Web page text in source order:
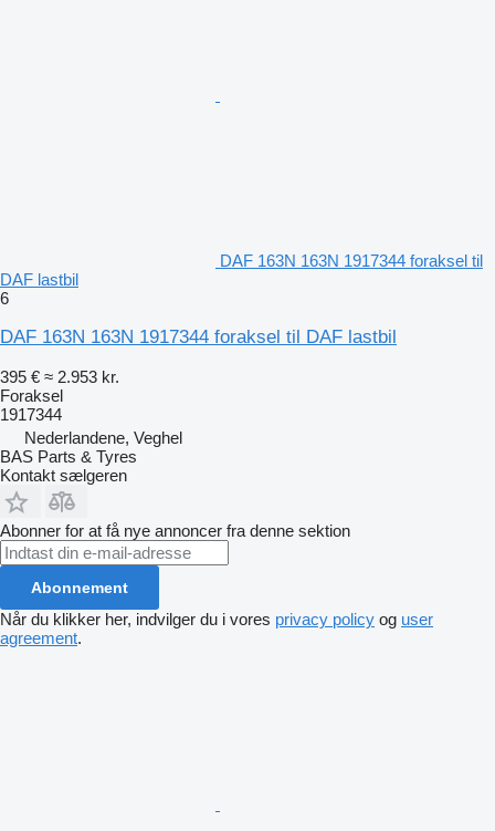
DAF 163N 163N 1917344 foraksel til
DAF lastbil
6
DAF 163N 163N 1917344 foraksel til DAF lastbil
395 € ≈ 2.953 kr.
Foraksel
1917344
Nederlandene, Veghel
BAS Parts & Tyres
Kontakt sælgeren
Abonner for at få nye annoncer fra denne sektion
Abonnement
Når du klikker her, indvilger du i vores privacy policy og user
agreement.